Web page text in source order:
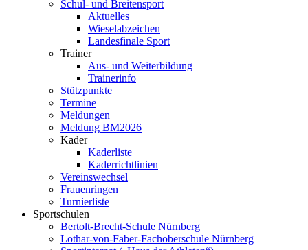
Schul- und Breitensport
Aktuelles
Wieselabzeichen
Landesfinale Sport
Trainer
Aus- und Weiterbildung
Trainerinfo
Stützpunkte
Termine
Meldungen
Meldung BM2026
Kader
Kaderliste
Kaderrichtlinien
Vereinswechsel
Frauenringen
Turnierliste
Sportschulen
Bertolt-Brecht-Schule Nürnberg
Lothar-von-Faber-Fachoberschule Nürnberg